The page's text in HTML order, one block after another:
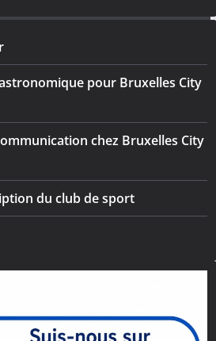
pour Bruxelles City
chez Bruxelles City
du club de sport